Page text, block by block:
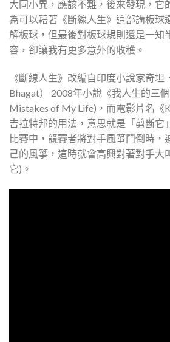
大同小異，應該不難，後來發現，它
為可以藉著《斷線人生》這部講板球
解板球，但最後對板球規則還是一知
容，卻讓我有更多意外的收穫。
《斷線人生》改編自印度小說家奇坦
Bhagat） 2008年小說《我人生的三
Mistakes of My Life)，而電影片名《
吉拉特邦的用法，意思就是「剪斷它
比賽中，競賽者將對手風箏鬥倒時，
己的風箏，這時就會高興對著對手大
它)。